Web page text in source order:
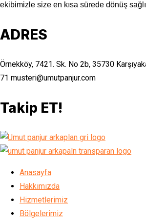
ekibimizle size en kısa sürede dönüş
ADRES
Örnekköy, 7421. Sk. No 2b, 35730
71 musteri@umutpanjur.com
Takip ET!
Anasayfa
Hakkımızda
Hizmetlerimiz
Bölgelerimiz